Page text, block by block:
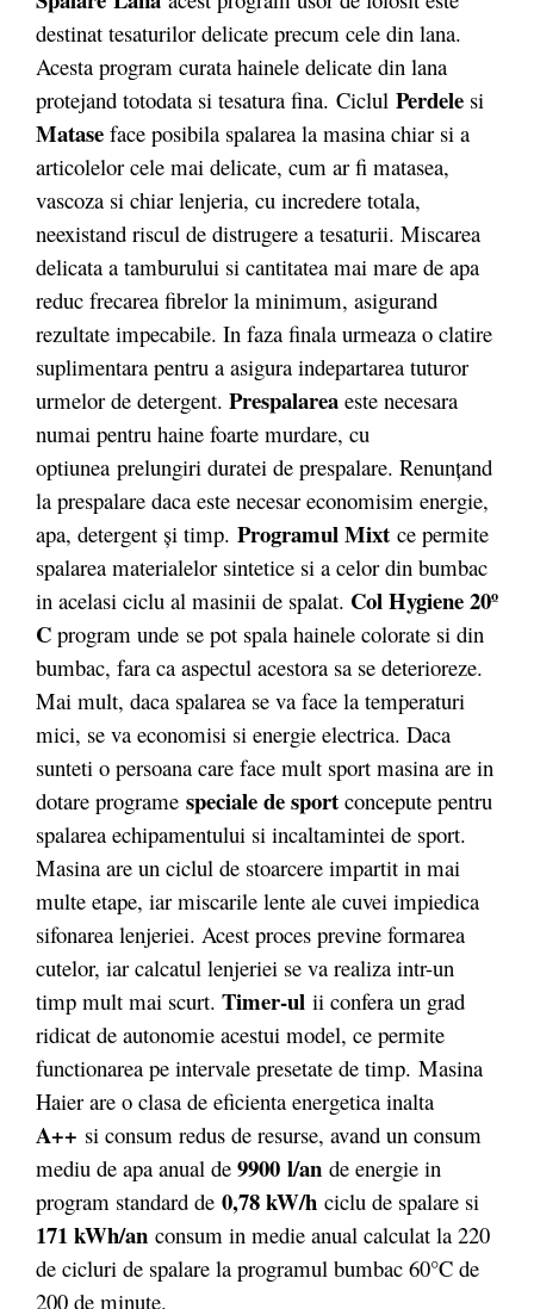
destinat tesaturilor delicate precum cele din lana.
Acesta program curata hainele delicate din lana
protejand totodata si tesatura fina. Ciclul Perdele si
Matase face posibila spalarea la masina chiar si a
articolelor cele mai delicate, cum ar fi matasea,
vascoza si chiar lenjeria, cu incredere totala,
neexistand riscul de distrugere a tesaturii. Miscarea
delicata a tamburului si cantitatea mai mare de apa
reduc frecarea fibrelor la minimum, asigurand
rezultate impecabile. In faza finala urmeaza o clatire
suplimentara pentru a asigura indepartarea tuturor
urmelor de detergent. Prespalarea este necesara
numai pentru haine foarte murdare, cu
optiunea prelungiri duratei de prespalare. Renunţand
la prespalare daca este necesar economisim energie,
apa, detergent şi timp. Programul Mixt ce permite
spalarea materialelor sintetice si a celor din bumbac
in acelasi ciclu al masinii de spalat. Col Hygiene 20º
C program unde se pot spala hainele colorate si din
bumbac, fara ca aspectul acestora sa se deterioreze.
Mai mult, daca spalarea se va face la temperaturi
mici, se va economisi si energie electrica. Daca
sunteti o persoana care face mult sport masina are in
dotare programe speciale de sport concepute pentru
spalarea echipamentului si incaltamintei de sport.
Masina are un ciclul de stoarcere impartit in mai
multe etape, iar miscarile lente ale cuvei impiedica
sifonarea lenjeriei. Acest proces previne formarea
cutelor, iar calcatul lenjeriei se va realiza intr-un
timp mult mai scurt. Timer-ul ii confera un grad
ridicat de autonomie acestui model, ce permite
functionarea pe intervale presetate de timp. Masina
Haier are o clasa de eficienta energetica inalta
A++ si consum redus de resurse, avand un consum
mediu de apa anual de 9900 l/an de energie in
program standard de 0,78 kW/h ciclu de spalare si
171 kWh/an consum in medie anual calculat la 220
de cicluri de spalare la programul bumbac 60°C de
200 de minute.